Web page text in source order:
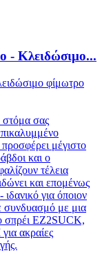
- Κλειδώσιμο...
σας
μέγιστο
και ο
τέλεια
και επομένως
για όποιον
συνδυασμό με μια
σπρέι EZ2SUCK,
ακραίες